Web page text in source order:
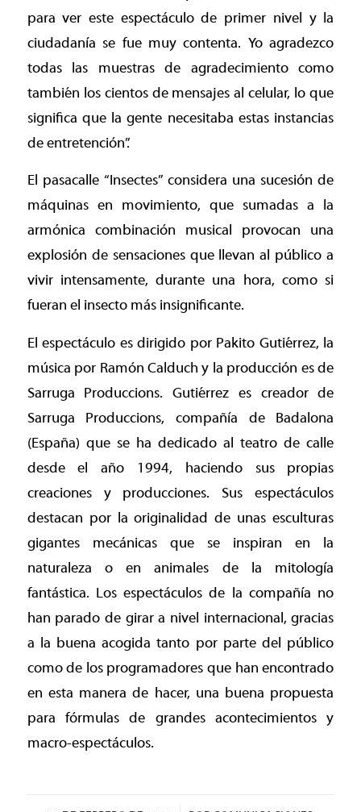
para ver este espectáculo de primer nivel y la
ciudadanía se fue muy contenta. Yo agradezco
todas las muestras de agradecimiento como
también los cientos de mensajes al celular, lo que
significa que la gente necesitaba estas instancias
de entretención”.
El pasacalle “Insectes” considera una sucesión de
máquinas en movimiento, que sumadas a la
armónica combinación musical provocan una
explosión de sensaciones que llevan al público a
vivir intensamente, durante una hora, como si
fueran el insecto más insignificante.
El espectáculo es dirigido por Pakito Gutiérrez, la
música por Ramón Calduch y la producción es de
Sarruga Produccions. Gutiérrez es creador de
Sarruga Produccions, compañía de Badalona
(España) que se ha dedicado al teatro de calle
desde el año 1994, haciendo sus propias
creaciones y producciones. Sus espectáculos
destacan por la originalidad de unas esculturas
gigantes mecánicas que se inspiran en la
naturaleza o en animales de la mitología
fantástica. Los espectáculos de la compañía no
han parado de girar a nivel internacional, gracias
a la buena acogida tanto por parte del público
como de los programadores que han encontrado
en esta manera de hacer, una buena propuesta
para fórmulas de grandes acontecimientos y
macro-espectáculos.